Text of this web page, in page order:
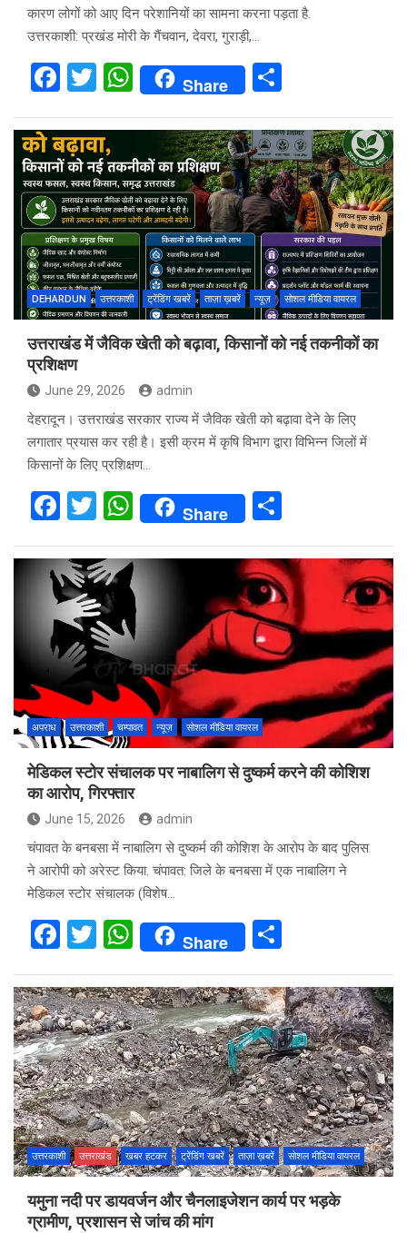
कारण लोगों को आए दिन परेशानियों का सामना करना पड़ता है.
उत्तरकाशी: प्रखंड मोरी के गैंचवान, देवरा, गुराड़ी,…
F
ce
b
o
o
k
T
tt
er
W
h
at
s
A
p
p
Share
ar
e
DEHARDUN उत्तरकाशी ट्रेंडिंग खबरें ताज़ा ख़बरें न्यूज़ सोशल मीडिया वायरल
उत्तराखंड में जैविक खेती को बढ़ावा, किसानों को नई तकनीकों का
प्रशिक्षण
June 29, 2026 admin
देहरादून। उत्तराखंड सरकार राज्य में जैविक खेती को बढ़ावा देने के लिए
लगातार प्रयास कर रही है। इसी क्रम में कृषि विभाग द्वारा विभिन्न जिलों में
किसानों के लिए प्रशिक्षण…
F
ce
b
o
o
k
T
tt
er
W
h
at
s
A
p
p
Share
ar
e
अपराध उत्तरकाशी चम्पावत न्यूज़ सोशल मीडिया वायरल
मेडिकल स्टोर संचालक पर नाबालिग से दुष्कर्म करने की कोशिश
का आरोप, गिरफ्तार
June 15, 2026 admin
चंपावत के बनबसा में नाबालिग से दुष्कर्म की कोशिश के आरोप के बाद पुलिस
ने आरोपी को अरेस्ट किया. चंपावत: जिले के बनबसा में एक नाबालिग ने
मेडिकल स्टोर संचालक (विशेष…
F
ce
b
o
o
k
T
tt
er
W
h
at
s
A
p
p
Share
ar
e
उत्तरकाशी उत्तराखंड खबर हटकर ट्रेंडिंग खबरें ताज़ा ख़बरें सोशल मीडिया वायरल
यमुना नदी पर डायवर्जन और चैनलाइजेशन कार्य पर भड़के
ग्रामीण, प्रशासन से जांच की मांग